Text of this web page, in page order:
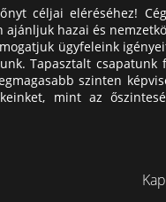
céljai eléréséhez!
hazai és
ügyfeleink
Tapasztalt
szinten
mint az